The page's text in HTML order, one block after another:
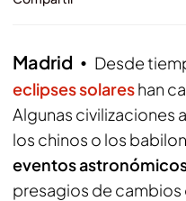
Madrid Desde
eclipses solareshan
Algunas civilizaciones
los chinos o los
eventos
presagios de